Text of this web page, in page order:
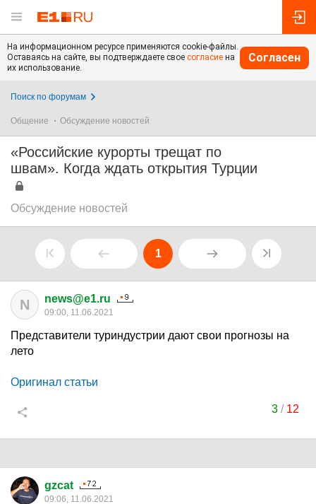
На информационном ресурсе применяются cookie-файлы.
Оставаясь на сайте, вы подтверждаете свое согласие на
их использование.
Согласен
Поиск по форумам
Общение Обсуждение новостей
«Российские курорты трещат по
швам». Когда ждать открытия Турции
Обсуждение новостей
1
N news@e1.ru
09:00, 11.06.2021
Представители туриндустрии дают свои прогнозы на
лето
Оригинал статьи
3 / 12
gzcat
09:06, 11.06.2021